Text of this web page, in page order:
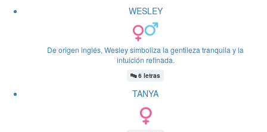
WESLEY
De origen inglés, Wesley simboliza la gentileza tranquila y la
intuición refinada.
🔤6 letras
TANYA